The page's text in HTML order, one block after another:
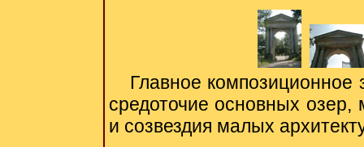
Главное композиционное
средоточие основных озер,
и созвездия малых